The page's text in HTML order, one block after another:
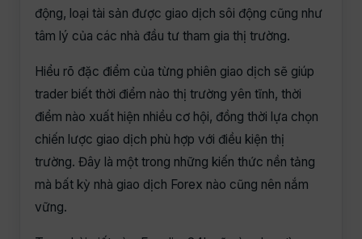
động, loại tài sản được giao dịch sôi động cũng như
tâm lý của các nhà đầu tư tham gia thị trường.
Hiểu rõ đặc điểm của từng phiên giao dịch sẽ giúp
trader biết thời điểm nào thị trường yên tĩnh, thời
điểm nào xuất hiện nhiều cơ hội, đồng thời lựa chọn
chiến lược giao dịch phù hợp với điều kiện thị
trường. Đây là một trong những kiến thức nền tảng
mà bất kỳ nhà giao dịch Forex nào cũng nên nắm
vững.